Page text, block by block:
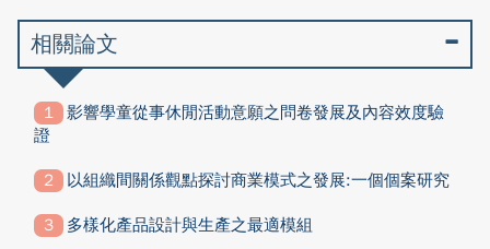
相關論文
影響學童從事休閒活動意願之問卷發展及內容效度驗
證
以組織間關係觀點探討商業模式之發展:一個個案研究
多樣化產品設計與生產之最適模組